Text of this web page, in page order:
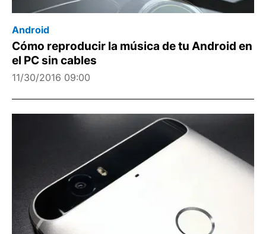
Android
Cómo reproducir la música de tu Android en
el PC sin cables
11/30/2016 09:00